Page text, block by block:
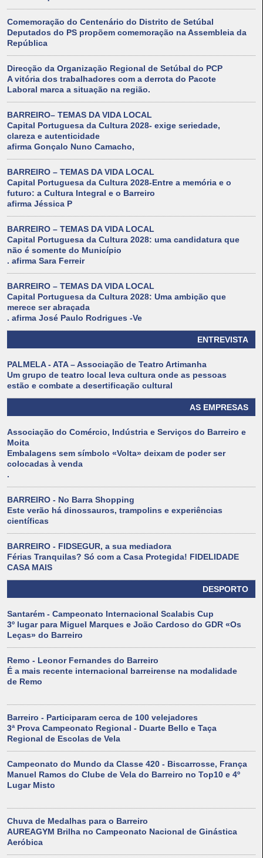
Comemoração do Centenário do Distrito de Setúbal
Deputados do PS propõem comemoração na Assembleia da
República
Direcção da Organização Regional de Setúbal do PCP
A vitória dos trabalhadores com a derrota do Pacote
Laboral marca a situação na região.
BARREIRO– TEMAS DA VIDA LOCAL
Capital Portuguesa da Cultura 2028- exige seriedade,
clareza e autenticidade
afirma Gonçalo Nuno Camacho,
BARREIRO – TEMAS DA VIDA LOCAL
Capital Portuguesa da Cultura 2028-Entre a memória e o
futuro: a Cultura Integral e o Barreiro
afirma Jéssica P
BARREIRO – TEMAS DA VIDA LOCAL
Capital Portuguesa da Cultura 2028: uma candidatura que
não é somente do Município
. afirma Sara Ferreir
BARREIRO – TEMAS DA VIDA LOCAL
Capital Portuguesa da Cultura 2028: Uma ambição que
merece ser abraçada
. afirma José Paulo Rodrigues -Ve
ENTREVISTA
PALMELA - ATA – Associação de Teatro Artimanha
Um grupo de teatro local leva cultura onde as pessoas
estão e combate a desertificação cultural
AS EMPRESAS
Associação do Comércio, Indústria e Serviços do Barreiro e
Moita
Embalagens sem símbolo «Volta» deixam de poder ser
colocadas à venda
.
BARREIRO - No Barra Shopping
Este verão há dinossauros, trampolins e experiências
científicas
BARREIRO - FIDSEGUR, a sua mediadora
Férias Tranquilas? Só com a Casa Protegida! FIDELIDADE
CASA MAIS
DESPORTO
Santarém - Campeonato Internacional Scalabis Cup
3º lugar para Miguel Marques e João Cardoso do GDR «Os
Leças» do Barreiro
Remo - Leonor Fernandes do Barreiro
É a mais recente internacional barreirense na modalidade
de Remo
Barreiro - Participaram cerca de 100 velejadores
3ª Prova Campeonato Regional - Duarte Bello e Taça
Regional de Escolas de Vela
Campeonato do Mundo da Classe 420 - Biscarrosse, França
Manuel Ramos do Clube de Vela do Barreiro no Top10 e 4º
Lugar Misto
Chuva de Medalhas para o Barreiro
AUREAGYM Brilha no Campeonato Nacional de Ginástica
Aeróbica